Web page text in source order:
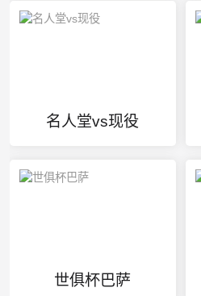
名人堂vs现役
世俱杯巴萨